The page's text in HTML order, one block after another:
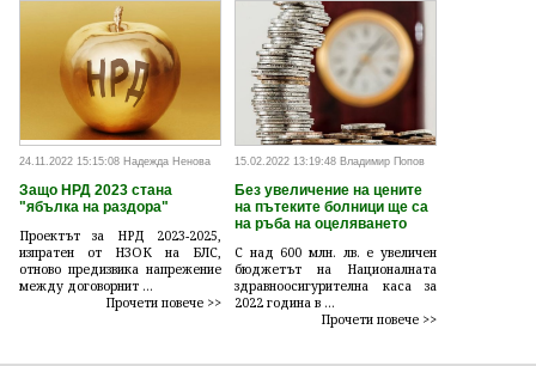
24.11.2022 15:15:08 Надежда Ненова
Защо НРД 2023 стана
"ябълка на раздора"
Проектът за НРД 2023-2025,
изпратен от НЗОК на БЛС,
отново предизвика напрежение
между договорнит ...
Прочети повече >>
15.02.2022 13:19:48 Владимир Попов
Без увеличение на цените
на пътеките болници ще са
на ръба на оцеляването
С над 600 млн. лв. е увеличен
бюджетът на Националната
здравноосигурителна каса за
2022 година в ...
Прочети повече >>